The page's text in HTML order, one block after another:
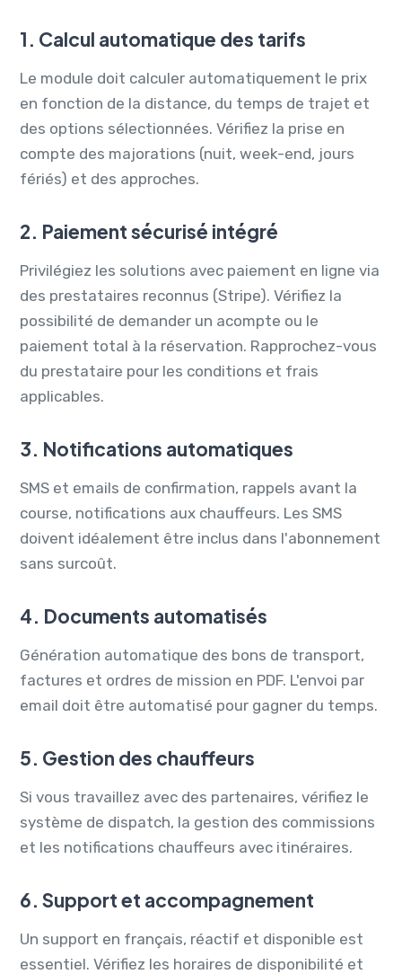
1. Calcul automatique des tarifs
Le module doit calculer automatiquement le prix
en fonction de la distance, du temps de trajet et
des options sélectionnées. Vérifiez la prise en
compte des majorations (nuit, week-end, jours
fériés) et des approches.
2. Paiement sécurisé intégré
Privilégiez les solutions avec paiement en ligne via
des prestataires reconnus (Stripe). Vérifiez la
possibilité de demander un acompte ou le
paiement total à la réservation. Rapprochez-vous
du prestataire pour les conditions et frais
applicables.
3. Notifications automatiques
SMS et emails de confirmation, rappels avant la
course, notifications aux chauffeurs. Les SMS
doivent idéalement être inclus dans l'abonnement
sans surcoût.
4. Documents automatisés
Génération automatique des bons de transport,
factures et ordres de mission en PDF. L'envoi par
email doit être automatisé pour gagner du temps.
5. Gestion des chauffeurs
Si vous travaillez avec des partenaires, vérifiez le
système de dispatch, la gestion des commissions
et les notifications chauffeurs avec itinéraires.
6. Support et accompagnement
Un support en français, réactif et disponible est
essentiel. Vérifiez les horaires de disponibilité et